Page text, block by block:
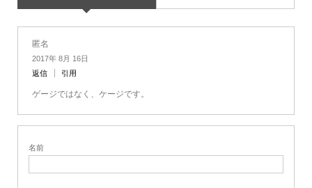
匿名
2017年 8月 16日
返信
引用
ゲージではなく、ケージです。
名前